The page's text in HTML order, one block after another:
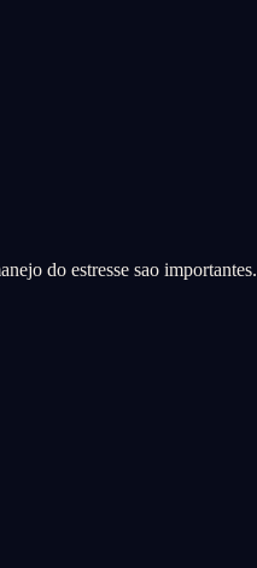
do estresse sao importantes.